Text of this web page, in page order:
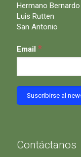
Hermano Bernardo
Luis Rutten
San Antonio
Email *
Contáctanos